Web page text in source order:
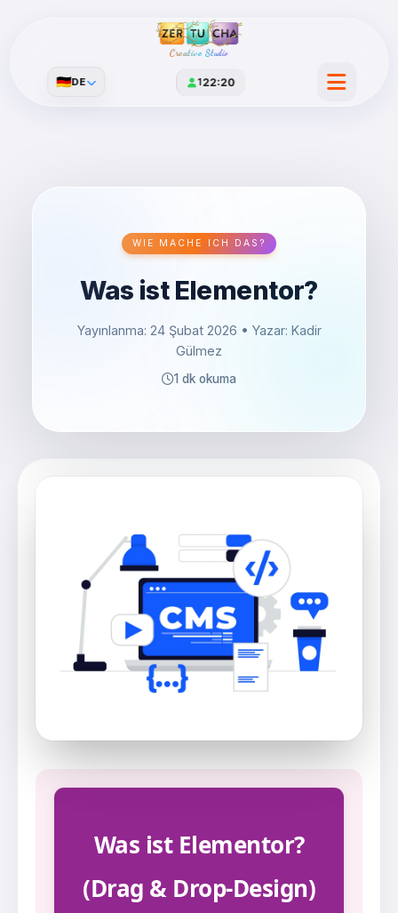
Creative Studio
122:20
🇩🇪DE
WIE MACHE ICH DAS?
Was ist Elementor?
Yayınlanma: 24 Şubat 2026 • Yazar: Kadir
Gülmez
1 dk okuma
Was ist Elementor?
(Drag & Drop-Design)